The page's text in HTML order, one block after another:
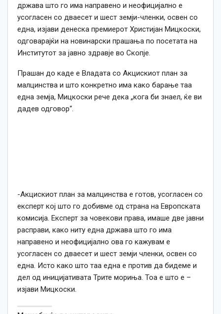
држава што го има направено и неофицијално е
усогласен со дваесет и шест земји-членки, освен со
една, изјави денеска премиерот Христијан Мицкоски,
одговарајќи на новинарски прашања по посетата на
Институтот за јавно здравје во Скопје.
Прашан до каде е Владата со Акцискиот план за
малцинства и што конкретно има како барање таа
една земја, Мицкоски рече дека „кога би знаел, ќе ви
дадев одговор“.
-Акцискиот план за малцинства е готов, усогласен со
експерт кој што го добивме од страна на Европската
комисија. Експерт за човекови права, имаше две јавни
расправи, како ниту една држава што го има
направено и неофицијално ова го кажувам е
усогласен со дваесет и шест земји членки, освен со
една. Исто како што таа една е против да бидеме и
дел од иницијативата Трите мориња. Тоа е што е –
изјави Мицкоски.